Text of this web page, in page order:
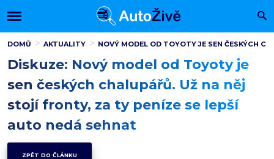
DOMŮ AKTUALITY NOVÝ MODEL OD TOYOTY JE SEN ČESKÝCH
Diskuze: Nový model od Toyoty je
sen českých chalupářů. Už na něj
stojí fronty, za ty peníze se lepší
auto nedá sehnat
ZPĚT DO ČLÁNKU